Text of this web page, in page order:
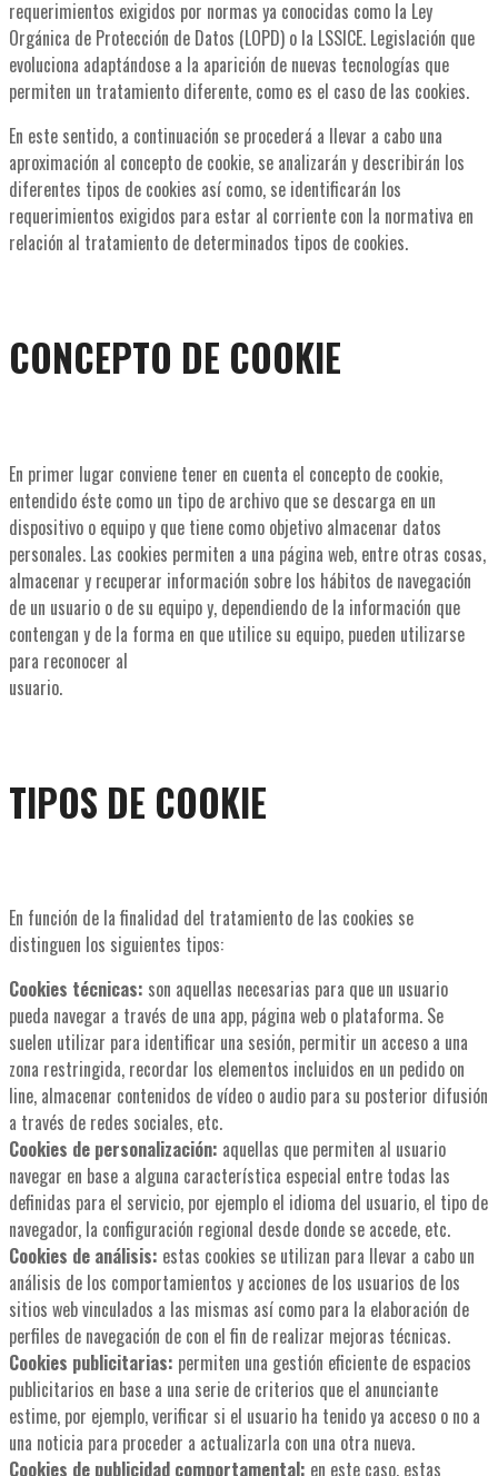
requerimientos exigidos por normas ya conocidas como la Ley
Orgánica de Protección de Datos (LOPD) o la LSSICE. Legislación que
evoluciona adaptándose a la aparición de nuevas tecnologías que
permiten un tratamiento diferente, como es el caso de las cookies.
En este sentido, a continuación se procederá a llevar a cabo una
aproximación al concepto de cookie, se analizarán y describirán los
diferentes tipos de cookies así como, se identificarán los
requerimientos exigidos para estar al corriente con la normativa en
relación al tratamiento de determinados tipos de cookies.
CONCEPTO DE COOKIE
En primer lugar conviene tener en cuenta el concepto de cookie,
entendido éste como un tipo de archivo que se descarga en un
dispositivo o equipo y que tiene como objetivo almacenar datos
personales. Las cookies permiten a una página web, entre otras cosas,
almacenar y recuperar información sobre los hábitos de navegación
de un usuario o de su equipo y, dependiendo de la información que
contengan y de la forma en que utilice su equipo, pueden utilizarse
para reconocer al
usuario.
TIPOS DE COOKIE
En función de la finalidad del tratamiento de las cookies se
distinguen los siguientes tipos:
Cookies técnicas: son aquellas necesarias para que un usuario
pueda navegar a través de una app, página web o plataforma. Se
suelen utilizar para identificar una sesión, permitir un acceso a una
zona restringida, recordar los elementos incluidos en un pedido on
line, almacenar contenidos de vídeo o audio para su posterior difusión
a través de redes sociales, etc.
Cookies de personalización: aquellas que permiten al usuario
navegar en base a alguna característica especial entre todas las
definidas para el servicio, por ejemplo el idioma del usuario, el tipo de
navegador, la configuración regional desde donde se accede, etc.
Cookies de análisis: estas cookies se utilizan para llevar a cabo un
análisis de los comportamientos y acciones de los usuarios de los
sitios web vinculados a las mismas así como para la elaboración de
perfiles de navegación de con el fin de realizar mejoras técnicas.
Cookies publicitarias: permiten una gestión eficiente de espacios
publicitarios en base a una serie de criterios que el anunciante
estime, por ejemplo, verificar si el usuario ha tenido ya acceso o no a
una noticia para proceder a actualizarla con una otra nueva.
Cookies de publicidad comportamental: en este caso, estas